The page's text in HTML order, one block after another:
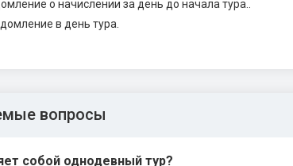
о начислении за день до начала тура..
в день тура.
вопросы
собой однодевный тур?